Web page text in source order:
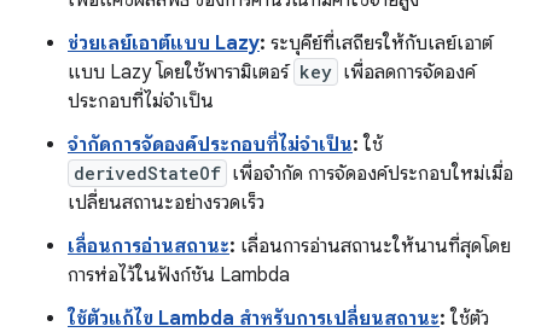
ช่วยเลย์เอาต์แบบ Lazy: ระบุคีย์ที่เสถียรให้กับเลย์เอาต์
แบบ Lazy โดยใช้พารามิเตอร์ key เพื่อลดการจัดองค์
ประกอบที่ไม่จำเป็น
จำกัดการจัดองค์ประกอบที่ไม่จำเป็น: ใช้
derivedStateOf เพื่อจำกัด การจัดองค์ประกอบใหม่เมื่อ
เปลี่ยนสถานะอย่างรวดเร็ว
เลื่อนการอ่านสถานะ: เลื่อนการอ่านสถานะให้นานที่สุดโดย
การห่อไว้ในฟังก์ชัน Lambda
ใช้ตัวแก้ไข Lambda สำหรับการเปลี่ยนสถานะ: ใช้ตัว